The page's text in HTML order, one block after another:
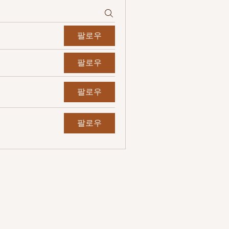
팔로우
팔로우
팔로우
팔로우